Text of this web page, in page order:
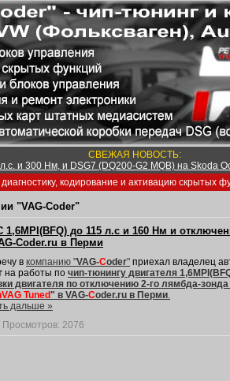
СВЕЖАЯ НОВОСТЬ:
и 300 Нм, и DSG7 (DQ200-G2 MQB) на Skoda
кодирование и активацию скрытых
"VAG-Coder"
до 115 л.с и 160 Нм и
Coder.ru в Перми
в компанию "VAG-Coder" приехал владелец
на работы по чип-тюнингу двигателя
двигателя по отключению 2-го лямбда-
Tuned" в VAG-Coder.ru в Перми.
дальше »
Просмотров: 2076